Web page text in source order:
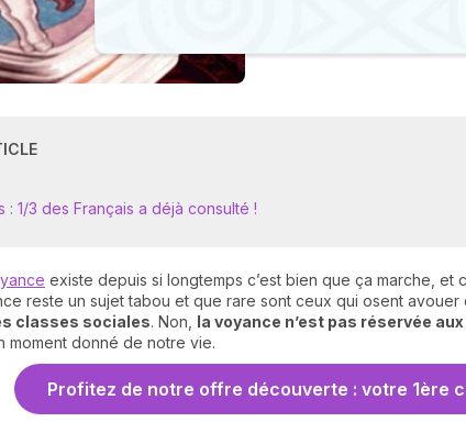
: 1/3 des Français a déjà consulté !
existe depuis si longtemps c’est bien que ça marche,
reste un sujet tabou et que rare sont ceux qui osent avouer
classes sociales. Non, la voyance n’est pas réservée
moment donné de notre vie.
Profitez de notre offre découverte : votre 1ère